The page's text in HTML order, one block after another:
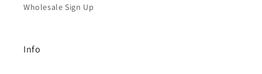
Wholesale Sign Up
Info